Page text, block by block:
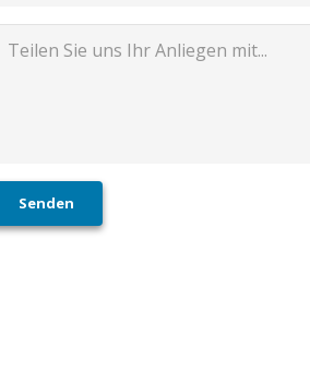
Senden